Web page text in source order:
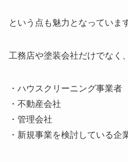
という点も魅力となっていま
工務店や塗装会社だけでなく、
・ハウスクリーニング事業者
・不動産会社
・管理会社
・新規事業を検討している企